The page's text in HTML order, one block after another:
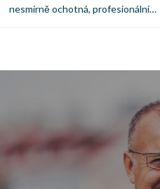
nesmírně ochotná, profesionální a
hladce, rychle a bez zbytečného
čistým svědomím doporučit všem,
kdo hledají spolehlivého partnera
při prodeji či koupi nemovitosti.